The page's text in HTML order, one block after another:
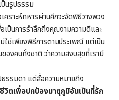
นรูปธรรม
คราะห์ทหารผ่านศึกจะจัดพิธีวางพวง
เป็นการรำลึกถึงคุณงามความดีและ
ใช่เพียงพิธีการตามประเพณี แต่เป็น
งคนทั้งชาติ ว่าความสงบสุขที่เรามี
รรมดา แต่สื่อความหมายถึง
วิตเพื่อปกป้องมาตุภูมิอันเป็นที่รัก